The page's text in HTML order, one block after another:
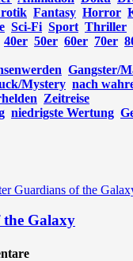
Fantasy Horror
Sci-Fi Sport Thriller
40er 50er 60er 70er
Gangster/
Mystery nach
Zeitreise
niedrigste Wertung
Galaxy